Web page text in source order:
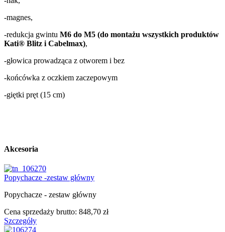
-magnes,
-redukcja gwintu M6 do M5 (do montażu wszystkich produktów
Kati® Blitz i Cabelmax),
-głowica prowadząca z otworem i bez
-końcówka z oczkiem zaczepowym
-giętki pręt (15 cm)
Akcesoria
Popychacze -zestaw główny
Popychacze - zestaw główny
Cena sprzedaży brutto: 848,70 zł
Szczegóły